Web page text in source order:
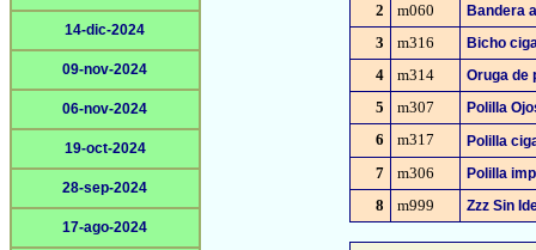
14-dic-2024
09-nov-2024
06-nov-2024
19-oct-2024
28-sep-2024
17-ago-2024
2 m060 Bandera
3 m316 Bicho
4 m314 Oruga de
5 m307 Polilla
6 m317 Polilla
7 m306 Polilla
8 m999 Zzz Sin